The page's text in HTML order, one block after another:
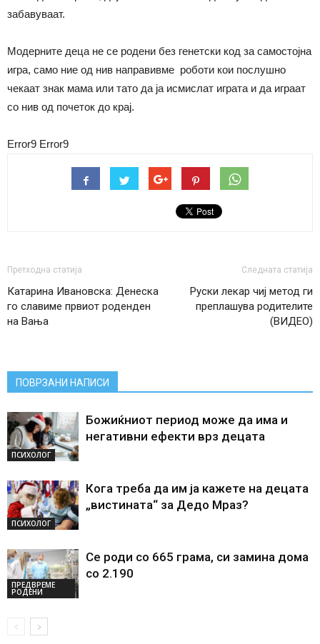
забавуваат.
Модерните деца не се родени без генетски код за самостојна
игра, само ние од нив направивме роботи кои послушно
чекаат знак мама или тато да ја исмислат играта и да играат
со нив од почеток до крај.
Error9 Error9
Претходна статија
Катарина Ивановска: Денеска
го славиме првиот роденден
на Вања
Следната статија
Руски лекар чиј метод ги
преплашува родителите
(ВИДЕО)
ПОВРЗАНИ НАПИСИ
ПСИХОЛОГ
Божиќниот период може да има и
негативни ефекти врз децата
ПСИХОЛОГ
Кога треба да им ја кажете на децата
„вистината“ за Дедо Мраз?
ПРЕДВРЕМЕ
РОДЕНИ
Се роди со 665 грама, си замина дома
со 2.190